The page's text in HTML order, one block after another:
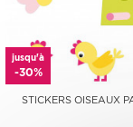
jusqu'à
-30%
STICKERS OISEAUX